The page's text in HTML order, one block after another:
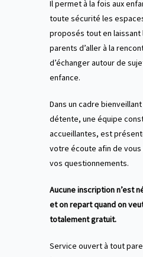
Il permet à la fois aux
toute sécurité les
proposés tout en laissant
parents d’aller à la
d’échanger autour de
enfance.
Dans un cadre
détente, une équipe
accueillantes, est
votre écoute afin de vous
vos questionnements.
Aucune inscription n’est
et on repart quand on
totalement gratuit.
Service ouvert à tout